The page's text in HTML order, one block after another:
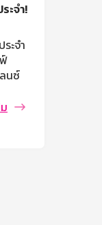
ะจำ!
ะจำ
นซ์
ยให้